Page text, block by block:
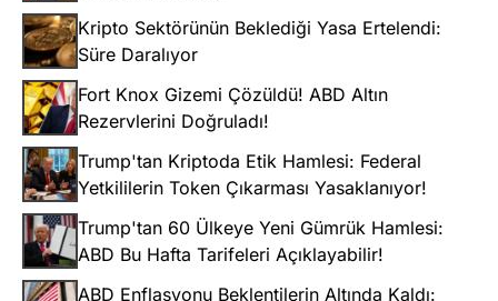
Kripto Sektörünün Beklediği Yasa Ertelendi:
Süre Daralıyor
Fort Knox Gizemi Çözüldü! ABD Altın
Rezervlerini Doğruladı!
Trump'tan Kriptoda Etik Hamlesi: Federal
Yetkililerin Token Çıkarması Yasaklanıyor!
Trump'tan 60 Ülkeye Yeni Gümrük Hamlesi:
ABD Bu Hafta Tarifeleri Açıklayabilir!
ABD Enflasyonu Beklentilerin Altında Kaldı: